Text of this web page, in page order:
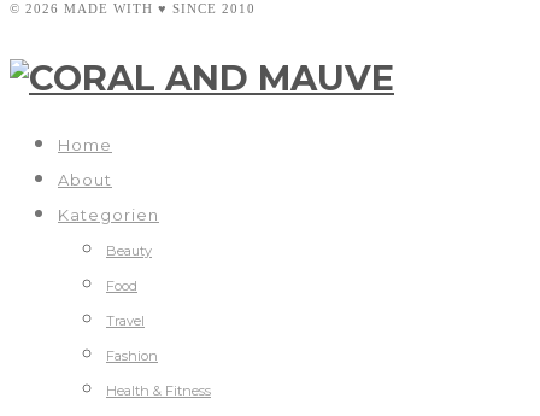
© 2026 MADE WITH ♥ SINCE 2010
Home
About
Kategorien
Beauty
Food
Travel
Fashion
Health & Fitness